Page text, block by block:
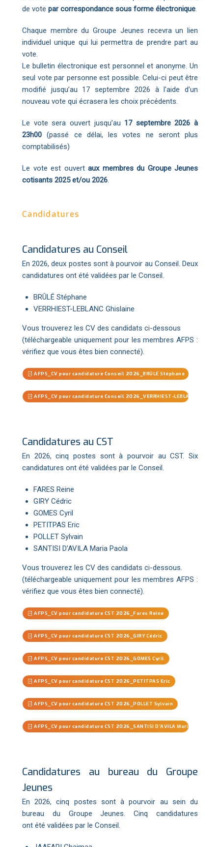
de vote par correspondance sous forme électronique.
Chaque membre du Groupe Jeunes recevra un lien
individuel unique qui lui permettra de prendre part au
vote.
Le bulletin électronique est personnel et anonyme. Un
seul vote par personne est possible. Celui-ci peut être
modifié jusqu’au 17 septembre 2026 à l'aide d'un
nouveau vote qui écrasera les choix précédents.
Le vote sera ouvert jusqu’au 17 septembre 2026 à
23h00 (passé ce délai, les votes ne seront plus
comptabilisés)
Le vote est ouvert aux membres du Groupe Jeunes
cotisants 2025 et/ou 2026.
Candidatures
Candidatures au Conseil
En 2026, deux postes sont à pourvoir au Conseil. Deux
candidatures ont été validées par le Conseil.
BRÛLÉ Stéphane
VERRHIEST-LEBLANC Ghislaine
Vous trouverez les CV des candidats ci-dessous
(téléchargeable uniquement pour les membres AFPS :
vérifiez que vous êtes bien connecté).
AFPS_CV pour candidature Conseil 2026_BRÛLÉ Stéphane
AFPS_CV pour candidature Conseil 2026_VERRHIEST-LEBLANC
Candidatures au CST
En 2026, cinq postes sont à pourvoir au CST. Six
candidatures ont été validées par le Conseil.
FARES Reine
GIRY Cédric
GOMES Cyril
PETITPAS Eric
POLLET Sylvain
SANTISI D’AVILA Maria Paola
Vous trouverez les CV des candidats ci-dessous.
(téléchargeable uniquement pour les membres AFPS :
vérifiez que vous êtes bien connecté).
AFPS_CV pour candidature CST 2026_Fares Reine
AFPS_CV pour candidature CST 2026_GIRY Cédric
AFPS_CV pour candidature CST 2026_GOMES Cyril
AFPS_CV pour candidature CST 2026_PETITPAS Eric
AFPS_CV pour candidature CST 2026_POLLET Sylvain
AFPS_CV pour candidature CST 2026_SANTISI D’AVILA Maria Paola
Candidatures au bureau du Groupe
Jeunes
En 2026, cinq postes sont à pourvoir au sein du
bureau du Groupe Jeunes. Cinq candidatures
ont été validées par le Conseil.